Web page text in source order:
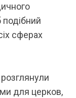
сферах
розглянули
для церков,